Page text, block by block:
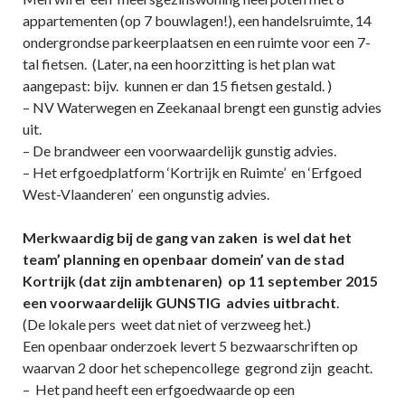
appartementen (op 7 bouwlagen!), een handelsruimte, 14
ondergrondse parkeerplaatsen en een ruimte voor een 7-
tal fietsen. (Later, na een hoorzitting is het plan wat
aangepast: bijv. kunnen er dan 15 fietsen gestald. )
– NV Waterwegen en Zeekanaal brengt een gunstig advies
uit.
– De brandweer een voorwaardelijk gunstig advies.
– Het erfgoedplatform ‘Kortrijk en Ruimte’ en ‘Erfgoed
West-Vlaanderen’ een ongunstig advies.
Merkwaardig bij de gang van zaken is wel dat het
team’ planning en openbaar domein’ van de stad
Kortrijk (dat zijn ambtenaren) op 11 september 2015
een voorwaardelijk GUNSTIG advies uitbracht.
(De lokale pers weet dat niet of verzweeg het.)
Een openbaar onderzoek levert 5 bezwaarschriften op
waarvan 2 door het schepencollege gegrond zijn geacht.
– Het pand heeft een erfgoedwaarde op een